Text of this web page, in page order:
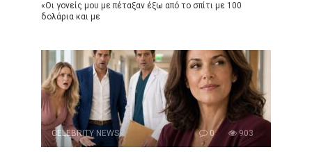
«Οι γονείς μου με πέταξαν έξω από το σπίτι με 100
δολάρια και με
CELEBRITY NEWS 0 903